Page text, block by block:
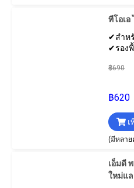
ทีโอเอ
✔สำห
✔รอง
฿690
฿620
(มีหลาย
เอ็มดี
ใหม่แล